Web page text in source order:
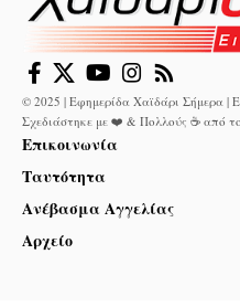
© 2025 | Εφημερίδα Χαϊδάρι Σήμερα |
Σχεδιάστηκε με ❤️ & Πολλούς ☕ από
Επικοινωνία
Ταυτότητα
Ανέβασμα Αγγελίας
Αρχείο